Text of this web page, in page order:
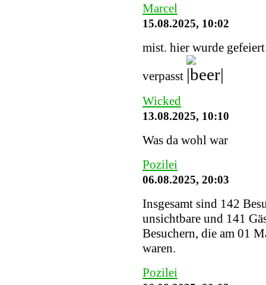
Marcel
15.08.2025, 10:02
mist. hier wurde
verpasst
Wicked
13.08.2025, 10:10
Was da wohl war
Pozilei
06.08.2025, 20:03
Insgesamt sind 142
unsichtbare und 141
Besuchern, die am 01
waren.
Pozilei